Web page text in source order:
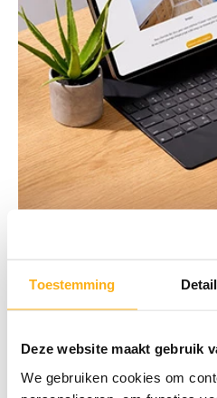
Toestemming
Deze website maakt gebruik
We gebruiken cookies om
Ontdek onze nieuwsbrief
georganiseerde ruimte?
Abonneer je en ontvang inspiratie
maatkasten beter te organiseren.